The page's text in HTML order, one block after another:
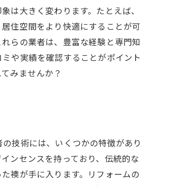
は大きく変わります。たとえば、
住空間をより快適にすることが可
らの業者は、豊富な経験と専門知
や実績を確認することがポイント
みませんか？
技術には、いくつかの特徴があり
ンセンスを持っており、伝統的な
襖が手に入ります。リフォームの